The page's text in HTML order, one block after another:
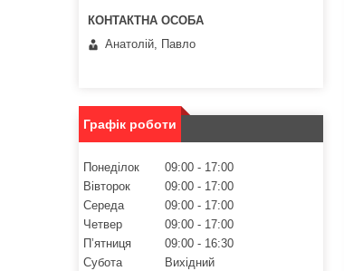
Анатолій, Павло
Графік роботи
Понеділок 09:00
17:00
Вівторок
09:00
17:00
Середа
09:00
17:00
Четвер
09:00
17:00
Пʼятниця
09:00
16:30
Субота
Вихідний